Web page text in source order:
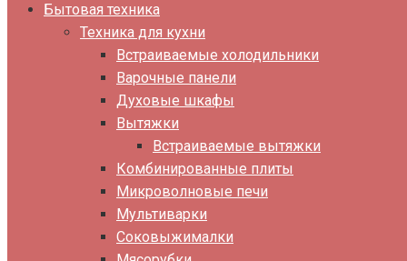
Бытовая техника
Техника для кухни
Встраиваемые холодильники
Варочные панели
Духовые шкафы
Вытяжки
Встраиваемые вытяжки
Комбинированные плиты
Микроволновые печи
Мультиварки
Соковыжималки